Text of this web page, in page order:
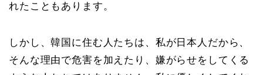
れたこともあります。
しかし、韓国に住む人たちは、私が日本人だから、
そんな理由で危害を加えたり、嫌がらせをしてくる